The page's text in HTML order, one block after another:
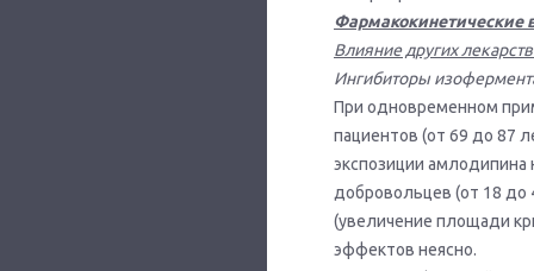
Фармакокинетические
Влияние других
Ингибиторы
При одновременном
пациентов (от 69 до 87
экспозиции
добровольцев (от 18 до
(увеличение площади
эффектов неясно.